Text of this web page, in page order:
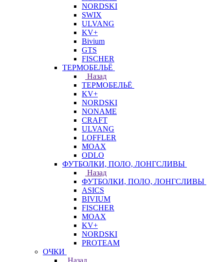
NORDSKI
SWIX
ULVANG
KV+
Bivium
GTS
FISCHER
ТЕРМОБЕЛЬЁ
Назад
ТЕРМОБЕЛЬЁ
KV+
NORDSKI
NONAME
CRAFT
ULVANG
LOFFLER
MOAX
ODLO
ФУТБОЛКИ, ПОЛО, ЛОНГСЛИВЫ
Назад
ФУТБОЛКИ, ПОЛО, ЛОНГСЛИВЫ
ASICS
BIVIUM
FISCHER
MOAX
KV+
NORDSKI
PROTEAM
ОЧКИ
Назад